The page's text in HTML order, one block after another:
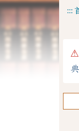
:::
⚠
典